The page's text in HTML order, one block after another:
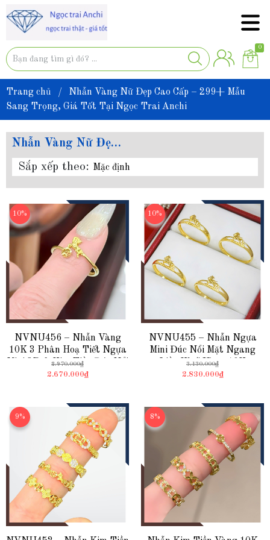
0
Trang chủ /
Nhẫn Vàng Nữ Đẹp Cao Cấp – 299+ Mẫu
Sang Trọng, Giá Tốt Tại Ngọc Trai Anchi
Nhẫn Vàng Nữ Đẹp Cao Cấp – 299+ Mẫu Sang Trọng, Giá Tốt Tại Ngọc Trai Anchi
Sắp xếp theo: Mặc định
10%
NVNU456 – Nhẫn Vàng
10K 3 Phân Hoạ Tiết Ngựa
Mini 3D & Kim Tiền Đúc Nổi
2.970.000₫
2.670.000₫
10%
NVNU455 – Nhẫn Ngựa
Mini Đúc Nổi Mặt Ngang
Liền Khối Vàng 10K
3.130.000₫
2.830.000₫
9% 8%